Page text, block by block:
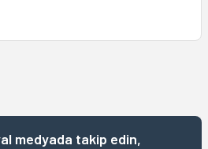
medyada takip edin,